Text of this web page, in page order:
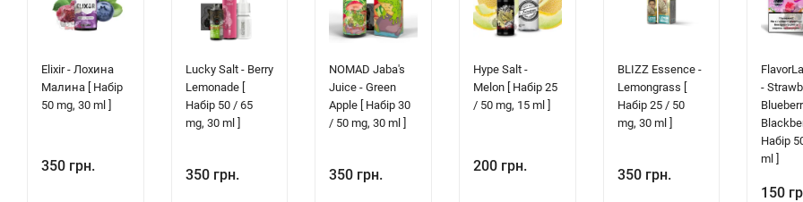
Elixir - Лохина
Малина [ Набір
50 mg, 30 ml ]
350 грн.
Lucky Salt - Berry
Lemonade [
Набір 50 / 65
mg, 30 ml ]
350 грн.
NOMAD Jaba's
Juice - Green
Apple [ Набір 30
/ 50 mg, 30 ml ]
350 грн.
Hype Salt -
Melon [ Набір 25
/ 50 mg, 15 ml ]
200 грн.
BLIZZ Essence -
Lemongrass [
Набір 25 / 50
mg, 30 ml ]
350 грн.
-
Набір
ml ]
150